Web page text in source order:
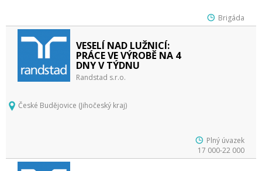
Brigáda
VESELÍ NAD LUŽNICÍ:
PRÁCE VE VÝROBĚ NA 4
DNY V TÝDNU
Randstad s.r.o.
České Budějovice (Jihočeský kraj)
Plný úvazek
17 000-22 000